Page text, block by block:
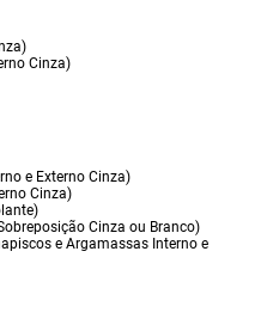
Cinza)
e Externo Cinza)
Cinza)
Cinza ou Branco)
e Argamassas Interno e